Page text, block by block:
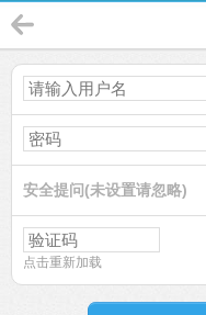
安全提问(未设置请忽略)
点击重新加载